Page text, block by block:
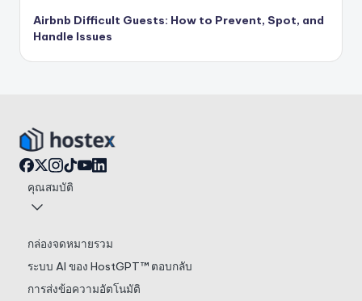
Airbnb Difficult Guests: How to Prevent, Spot, and
Handle Issues
คุณสมบัติ
กล่องจดหมายรวม
ระบบ AI ของ HostGPT™ ตอบกลับ
การส่งข้อความอัตโนมัติ